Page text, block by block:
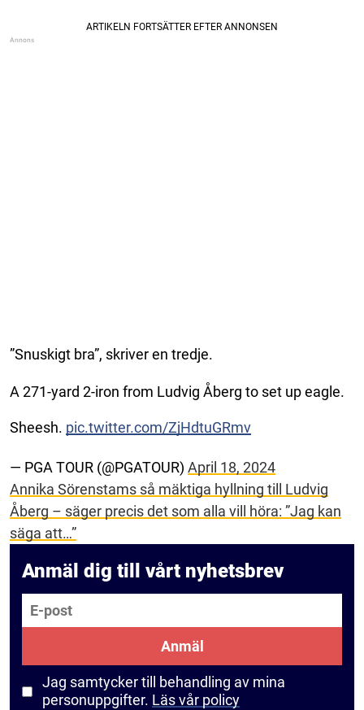
”Snuskigt bra”, skriver en tredje.
A 271-yard 2-iron from Ludvig Åberg to set up eagle.
Sheesh. pic.twitter.com/ZjHdtuGRmv
— PGA TOUR (@PGATOUR) April 18, 2024
Annika Sörenstams så mäktiga hyllning till Ludvig
Åberg – säger precis det som alla vill höra: ”Jag kan
säga att…”
Anmäl dig till vårt nyhetsbrev
E-post
Anmäl
Jag samtycker till behandling av mina
personuppgifter. Läs vår policy